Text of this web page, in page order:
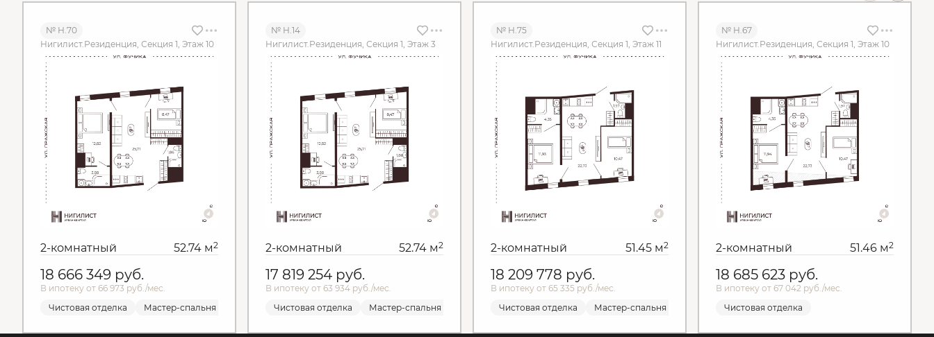
№ Н.70
Нигилист.Резиденция, Секция 1, Этаж 10
2-комнатный 52.74 м2
18 666 349 руб.
В ипотеку от 66 973 руб./мес.
Чистовая отделка
Мастер-спальня Чистовая отделка Мастер-спальня
№ Н.14
Нигилист.Резиденция, Секция 1, Этаж 3
2-комнатный 52.74 м2
17 819 254 руб.
В ипотеку от 63 934 руб./мес.
Чистовая отделка
Мастер-спальня Чистовая отделка Мастер-спальня
№ Н.75
Нигилист.Резиденция, Секция 1, Этаж 11
2-комнатный 51.45 м2
18 209 778 руб.
В ипотеку от 65 335 руб./мес.
Чистовая отделка
Мастер-спальня Чистовая отделка Мастер-спальня
№ Н.67
Нигилист.Резиденция, Секция 1, Этаж 10
2-комнатный 51.46 м2
18 685 623 руб.
В ипотеку от 67 042 руб./мес.
Чистовая отделка